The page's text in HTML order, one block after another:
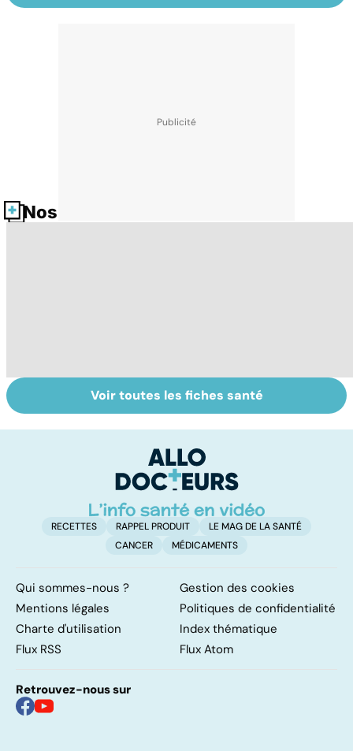
Nos fiches santé
Tout savoir sur
les infections
Inflammation des
amygdales : que
d'angine ?
Voir toutes les fiches santé
RECETTES RAPPEL PRODUIT
LE MAG DE LA SANTÉ
CANCER
MÉDICAMENTS
Qui sommes-nous ?
Gestion des cookies
Mentions légales
Politiques de confidentialité
Charte d'utilisation
Index thématique
Flux RSS
Flux Atom
Retrouvez-nous sur